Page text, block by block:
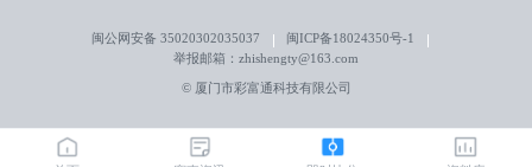
闽公网安备 35020302035037
闽ICP备18024350号-1
举报邮箱：zhishengty@163.com
© 厦门市彩富通科技有限公司